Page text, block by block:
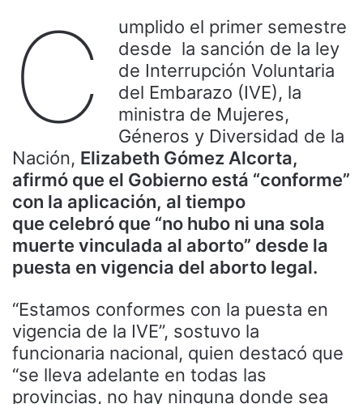
C
umplido el primer semestre
desde la sanción de la ley
de Interrupción Voluntaria
del Embarazo (IVE), la
ministra de Mujeres,
Géneros y Diversidad de la
Nación, Elizabeth Gómez Alcorta,
afirmó que el Gobierno está “conforme”
con la aplicación, al tiempo
que celebró que “no hubo ni una sola
muerte vinculada al aborto” desde la
puesta en vigencia del aborto legal.
“Estamos conformes con la puesta en
vigencia de la IVE”, sostuvo la
funcionaria nacional, quien destacó que
“se lleva adelante en todas las
provincias, no hay ninguna donde sea